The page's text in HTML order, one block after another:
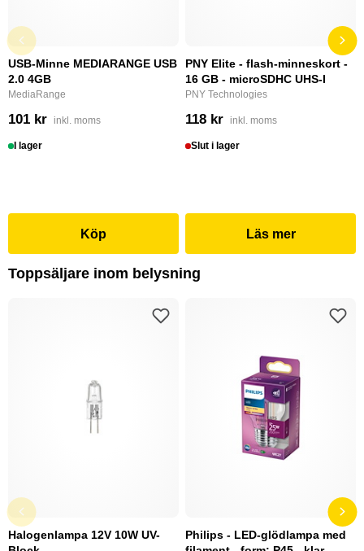
USB-Minne MEDIARANGE USB
2.0 4GB
MediaRange
101 kr inkl. moms
I lager
Köp
PNY Elite - flash-minneskort -
16 GB - microSDHC UHS-I
PNY Technologies
118 kr inkl. moms
Slut i lager
Läs mer
Toppsäljare inom belysning
Halogenlampa 12V 10W UV-
Philips - LED-glödlampa med